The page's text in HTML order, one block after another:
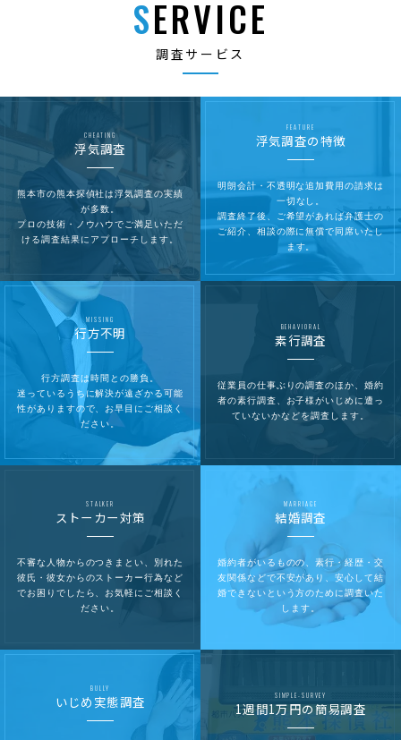
SERVICE
調査サービス
CHEATING
浮気調査
熊本市の熊本探偵社は浮気調査の実績
が多数。
プロの技術・ノウハウでご満足いただ
ける調査結果にアプローチします。
FEATURE
浮気調査の特徴
明朗会計・不透明な追加費用の請求は
一切なし。
調査終了後、ご希望があれば弁護士の
ご紹介、相談の際に無償で同席いたし
ます。
MISSING
行方不明
行方調査は時間との勝負。
迷っているうちに解決が遠ざかる可能
性がありますので、お早目にご相談く
ださい。
BEHAVIORAL
素行調査
従業員の仕事ぶりの調査のほか、婚約
者の素行調査、お子様がいじめに遭っ
ていないかなどを調査します。
STALKER
ストーカー対策
不審な人物からのつきまとい、別れた
彼氏・彼女からのストーカー行為など
でお困りでしたら、お気軽にご相談く
ださい。
MARRIAGE
結婚調査
婚約者がいるものの、素行・経歴・交
友関係などで不安があり、安心して結
婚できないという方のために調査いた
します。
BULLY
いじめ実態調査 SIMPLE-SURVEY
1週間1万円の簡易調査